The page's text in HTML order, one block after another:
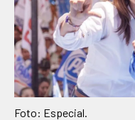
Foto: Especial.